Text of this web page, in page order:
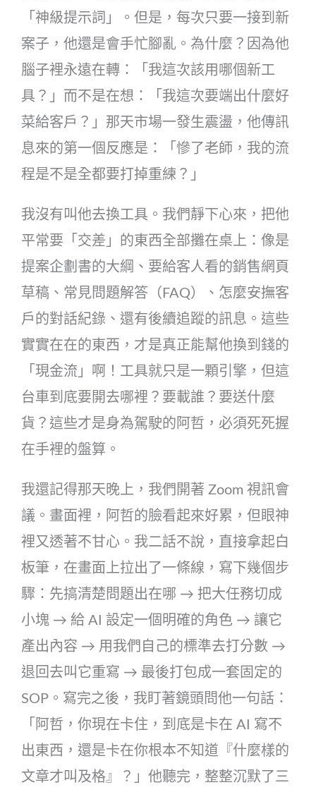
「神級提示詞」。但是，每次只要一接到新
案子，他還是會手忙腳亂。為什麼？因為他
腦子裡永遠在轉：「我這次該用哪個新工
具？」而不是在想：「我這次要端出什麼好
菜給客戶？」那天市場一發生震盪，他傳訊
息來的第一個反應是：「慘了老師，我的流
程是不是全都要打掉重練？」
我沒有叫他去換工具。我們靜下心來，把他
平常要「交差」的東西全部攤在桌上：像是
提案企劃書的大綱、要給客人看的銷售網頁
草稿、常見問題解答（FAQ）、怎麼安撫客
戶的對話紀錄、還有後續追蹤的訊息。這些
實實在在的東西，才是真正能幫他換到錢的
「現金流」啊！工具就只是一顆引擎，但這
台車到底要開去哪裡？要載誰？要送什麼
貨？這些才是身為駕駛的阿哲，必須死死握
在手裡的盤算。
我還記得那天晚上，我們開著 Zoom 視訊會
議。畫面裡，阿哲的臉看起來好累，但眼神
裡又透著不甘心。我二話不說，直接拿起白
板筆，在畫面上拉出了一條線，寫下幾個步
驟：先搞清楚問題出在哪 → 把大任務切成
小塊 → 給 AI 設定一個明確的角色 → 讓它
產出內容 → 用我們自己的標準去打分數 →
退回去叫它重寫 → 最後打包成一套固定的
SOP。寫完之後，我盯著鏡頭問他一句話：
「阿哲，你現在卡住，到底是卡在 AI 寫不
出東西，還是卡在你根本不知道『什麼樣的
文章才叫及格』？」他聽完，整整沉默了三